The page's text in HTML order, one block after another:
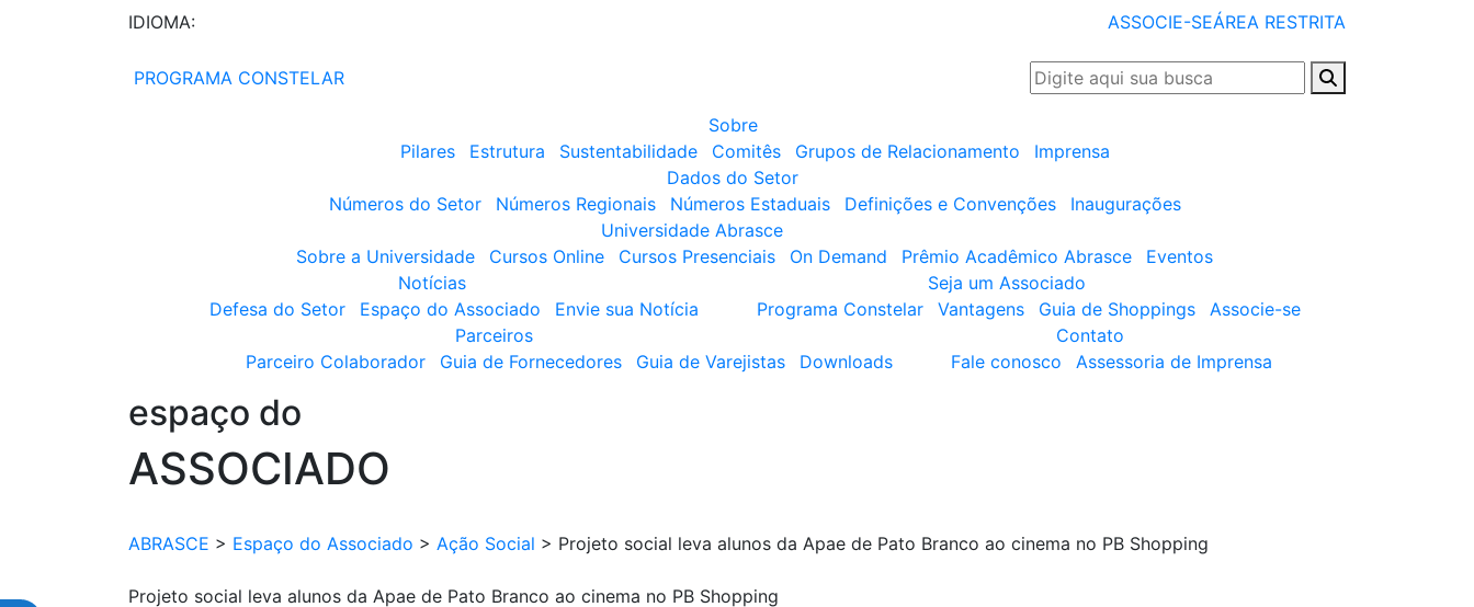
IDIOMA: ASSOCIE-SEÁREA RESTRITA
PROGRAMA CONSTELAR
Sobre
Pilares
Estrutura Sustentabilidade Comitês Grupos de Relacionamento
Imprensa
Dados do Setor
Números do Setor
Números Regionais Números Estaduais Definições e Convenções
Inaugurações
Universidade Abrasce
Sobre a Universidade
Cursos Online Cursos Presenciais On Demand Prêmio Acadêmico Abrasce
Eventos
Notícias
Defesa do Setor
Espaço do Associado Envie sua Notícia
Seja um Associado
Programa Constelar
Vantagens Guia de Shoppings
Associe-se
Parceiros
Parceiro Colaborador
Guia de Fornecedores Guia de Varejistas Downloads
Contato
Fale conosco
Assessoria de Imprensa
espaço do
ASSOCIADO
ABRASCE > Espaço do Associado > Ação Social > Projeto social leva alunos da Apae de Pato Branco ao cinema no PB Shopping
Projeto social leva alunos da Apae de Pato Branco ao cinema no PB Shopping